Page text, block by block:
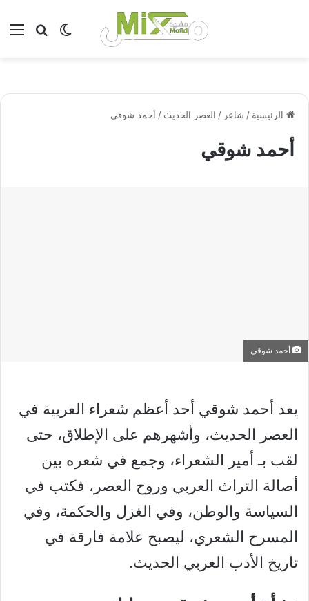
بحثالوضع
الرئيسية / شاعر / العصر الحديث / أحمد شوقي
أحمد شوقي
أحمد شوقي
يعد أحمد شوقي أحد أعظم شعراء العربية في
العصر الحديث، وأشهرهم على الإطلاق، حتى
لقب بـ أمير الشعراء، وجمع في شعره بين
أصالة التراث العربي وروح العصر، فكتب في
السياسة والوطن، وفي الغزل والحكمة، وفي
المسرح الشعري، ليصبح علامة فارقة في
تاريخ الأدب العربي الحديث.